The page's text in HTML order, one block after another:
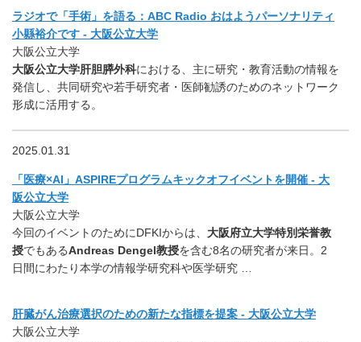
ラジオで「手術」を語る：ABC Radio おはようパーソナリティ
小縣裕介です - 大阪公立大学
大阪公立大学
大阪公立大学肝胆膵外科における、主に研究・教育活動の情報を
発信し、共同研究や若手研究者・医師勧誘のためのネットワーク
形成に活用する。
2025.01.31
「医療×AI」ASPIREプログラムキックオフイベントを開催 - 大
阪公立大学
大阪公立大学
今回のイベントのためにDFKIからは、 大阪府立大学特別栄誉教
授でもあるAndreas Dengel教授を含む8名の研究者が来日。2
日間にわたり本学の情報学研究科や医学研究 …
肝臓がん治療選択のための新たな指標を提案 - 大阪公立大学
大阪公立大学